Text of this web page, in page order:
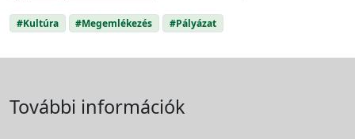
#Kultúra #Megemlékezés #Pályázat
További információk